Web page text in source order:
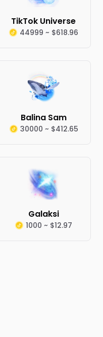
TikTok Universe
44999 ~ $618.96
Balina Sam
30000 ~ $412.65
Galaksi
1000 ~ $12.97